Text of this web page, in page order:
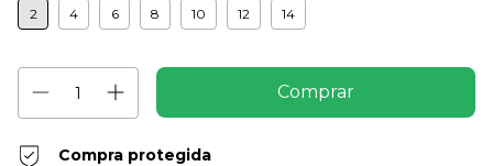
2 4 6 8 10 12 14
Compra protegida